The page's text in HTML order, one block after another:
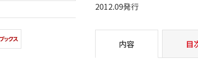
2012.09発行
内容 目